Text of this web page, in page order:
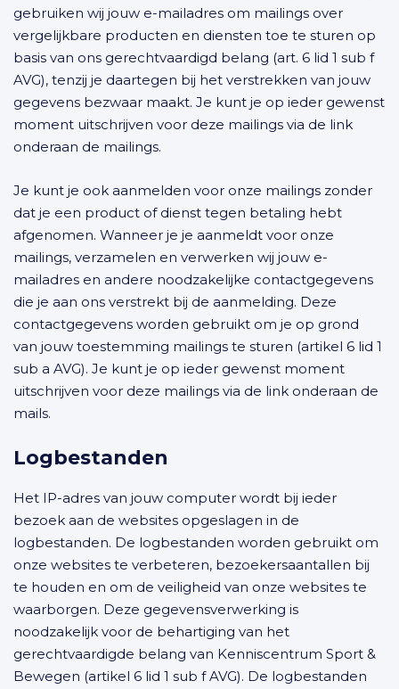
gebruiken wij jouw e-mailadres om mailings over
vergelijkbare producten en diensten toe te sturen op
basis van ons gerechtvaardigd belang (art. 6 lid 1 sub f
AVG), tenzij je daartegen bij het verstrekken van jouw
gegevens bezwaar maakt. Je kunt je op ieder gewenst
moment uitschrijven voor deze mailings via de link
onderaan de mailings.
Je kunt je ook aanmelden voor onze mailings zonder
dat je een product of dienst tegen betaling hebt
afgenomen. Wanneer je je aanmeldt voor onze
mailings, verzamelen en verwerken wij jouw e-
mailadres en andere noodzakelijke contactgegevens
die je aan ons verstrekt bij de aanmelding. Deze
contactgegevens worden gebruikt om je op grond
van jouw toestemming mailings te sturen (artikel 6 lid 1
sub a AVG). Je kunt je op ieder gewenst moment
uitschrijven voor deze mailings via de link onderaan de
mails.
Logbestanden
Het IP-adres van jouw computer wordt bij ieder
bezoek aan de websites opgeslagen in de
logbestanden. De logbestanden worden gebruikt om
onze websites te verbeteren, bezoekersaantallen bij
te houden en om de veiligheid van onze websites te
waarborgen. Deze gegevensverwerking is
noodzakelijk voor de behartiging van het
gerechtvaardigde belang van Kenniscentrum Sport &
Bewegen (artikel 6 lid 1 sub f AVG). De logbestanden